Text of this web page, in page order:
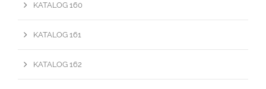
KATALOG 160
KATALOG 161
KATALOG 162